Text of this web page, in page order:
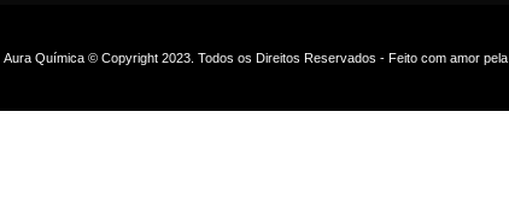
Aura Química © Copyright 2023. Todos os Direitos Reservados - Feito com amor pela